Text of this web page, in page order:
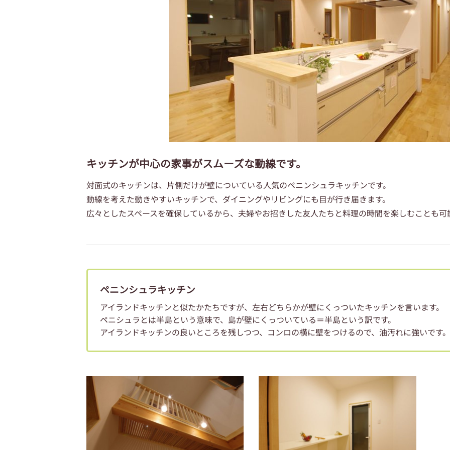
キッチンが中心の家事がスムーズな動線です。
対面式のキッチンは、片側だけが壁についている人気のペニンシュラキッチンです。
動線を考えた動きやすいキッチンで、ダイニングやリビングにも目が行き届きます。
広々としたスペースを確保しているから、夫婦やお招きした友人たちと料理の時間を楽しむことも可
ペニンシュラキッチン
アイランドキッチンと似たかたちですが、左右どちらかが壁にくっついたキッチンを言います。
ペニシュラとは半島という意味で、島が壁にくっついている＝半島という訳です。
アイランドキッチンの良いところを残しつつ、コンロの横に壁をつけるので、油汚れに強いです。